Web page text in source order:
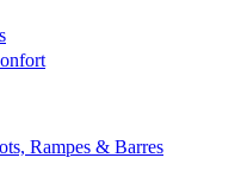
Rampes & Barres